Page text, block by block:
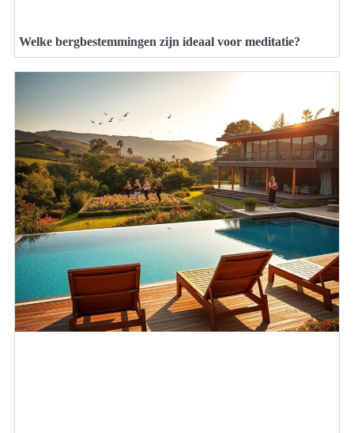
Welke bergbestemmingen zijn ideaal voor meditatie?